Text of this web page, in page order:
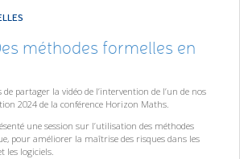
méthodes formelles en
partager la vidéo de l’intervention de l’un de nos
2024 de la conférence Horizon Maths.
une session sur l’utilisation des méthodes
pour améliorer la maîtrise des risques dans les
les logiciels.